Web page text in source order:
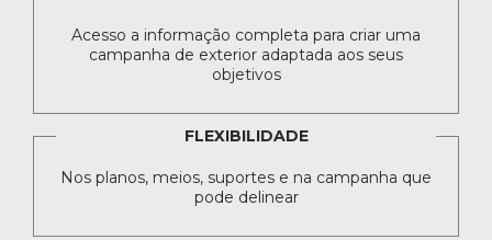
Acesso a informação completa para criar uma
campanha de exterior adaptada aos seus
objetivos
FLEXIBILIDADE
Nos planos, meios, suportes e na campanha que
pode delinear